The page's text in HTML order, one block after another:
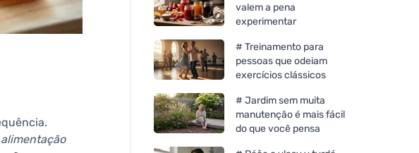
alimentação
valem a pena
experimentar
# Treinamento para
pessoas que odeiam
exercícios clássicos
# Jardim sem muita
manutenção é mais fácil
do que você pensa